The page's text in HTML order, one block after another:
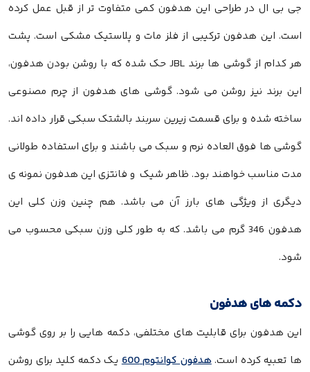
جی بی ال در طراحی این هدفون کمی متفاوت تر از قبل عمل کرده
است. این هدفون ترکیبی از فلز مات و پلاستیک مشکی است. پشت
هر کدام از گوشی ها برند JBL حک شده که با روشن بودن هدفون،
این برند نیز روشن می شود. گوشی های هدفون از چرم مصنوعی
ساخته شده و برای قسمت زیرین سربند بالشتک سبکی قرار داده اند.
گوشی ها فوق العاده نرم و سبک می باشند و برای استفاده طولانی
مدت مناسب خواهند بود. ظاهر شیک و فانتزی این هدفون نمونه ی
دیگری از ویژگی های بارز آن می باشد. هم چنین وزن کلی این
هدفون 346 گرم می باشد. که به طور کلی وزن سبکی محسوب می
شود.
دکمه های هدفون
این هدفون برای قابلیت های مختلفی، دکمه هایی را بر روی گوشی
ها تعبیه کرده است.هدفون کوانتوم 600
یک دکمه کلید برای روشن